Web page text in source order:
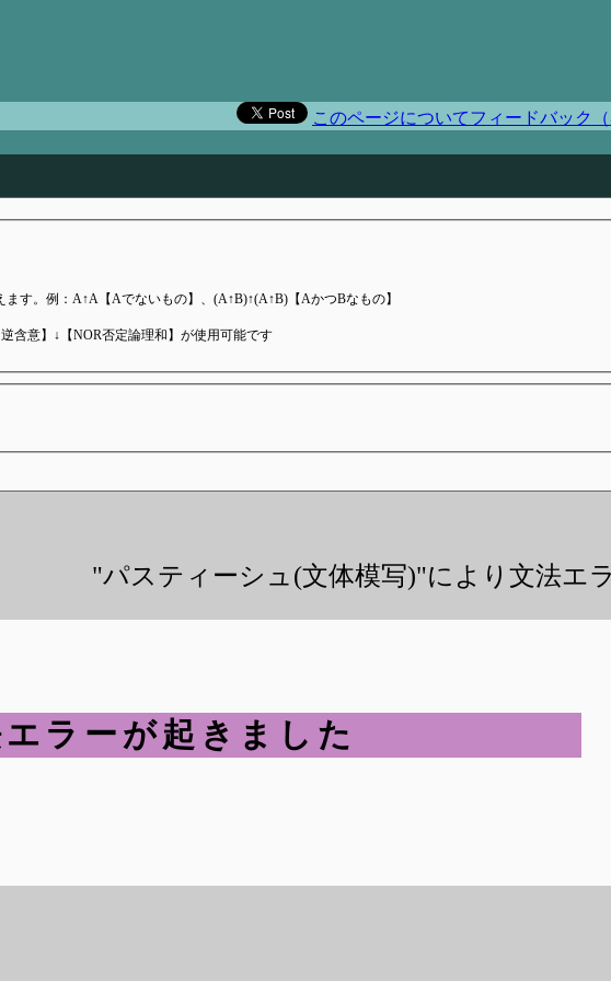
このページについてフィードバック
す。例：A↑A【Aでないもの】、(A↑B)↑(A↑B)【AかつBなもの】
意】↓【NOR否定論理和】が使用可能です
"パスティーシュ(文体模写)"により文法エ
ラーが起きました